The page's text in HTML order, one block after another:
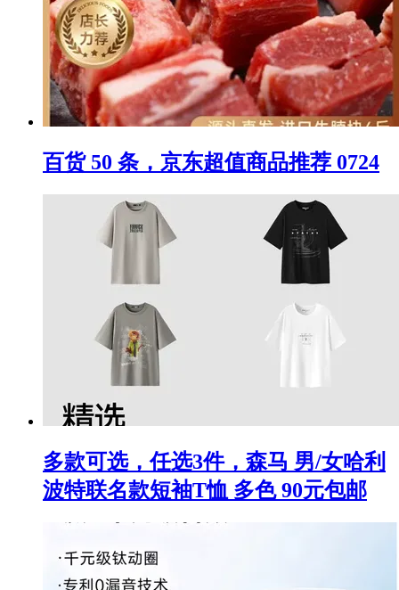
百货 50 条，京东超值商品推荐 0724
多款可选，任选3件，森马 男/女哈利
波特联名款短袖T恤 多色 90元包邮